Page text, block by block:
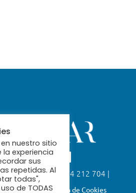
41004 Sevilla | 954 212 704 |
de PrivacidadPolítica de Cookies
nuestro sitio
experiencia
sus
repetidas. Al
todas",
de TODAS